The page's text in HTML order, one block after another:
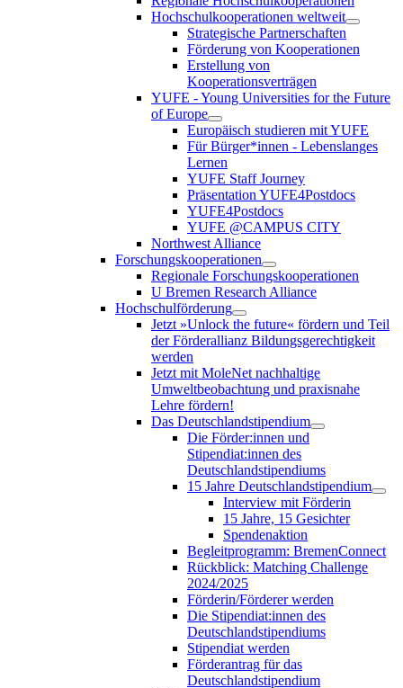
Hochschulkooperationen weltweit
Strategische Partnerschaften
Förderung von Kooperationen
Erstellung von
Kooperationsverträgen
YUFE - Young Universities for the Future
of Europe
Europäisch studieren mit YUFE
Für Bürger*innen - Lebenslanges
Lernen
YUFE Staff Journey
Präsentation YUFE4Postdocs
YUFE4Postdocs
YUFE @CAMPUS CITY
Northwest Alliance
Forschungskooperationen
Regionale Forschungskooperationen
U Bremen Research Alliance
Hochschulförderung
Jetzt »Unlock the future« fördern und Teil
der Förderallianz Bildungsgerechtigkeit
werden
Jetzt mit MoleNet nachhaltige
Umweltbeobachtung und praxisnahe
Lehre fördern!
Das Deutschlandstipendium
Die Förder:innen und
Stipendiat:innen des
Deutschlandstipendiums
15 Jahre Deutschlandstipendium
Interview mit Förderin
15 Jahre, 15 Gesichter
Spendenaktion
Begleitprogramm: BremenConnect
Rückblick: Matching Challenge
2024/2025
Förderin/Förderer werden
Die Stipendiat:innen des
Deutschlandstipendiums
Stipendiat werden
Förderantrag für das
Deutschlandstipendium